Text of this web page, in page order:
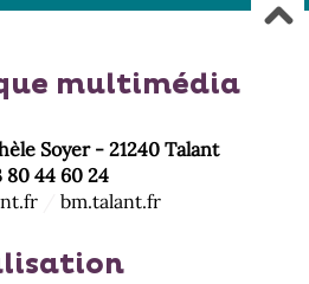
multimédia
Soyer - 21240 Talant
80 44 60 24
bm.talant.fr